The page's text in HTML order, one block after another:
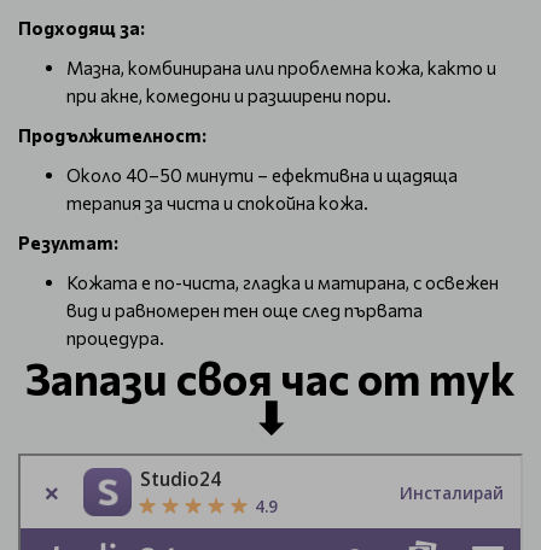
Подходящ за:
Мазна, комбинирана или проблемна кожа, както и
при акне, комедони и разширени пори.
Продължителност:
Около 40–50 минути – ефективна и щадяща
терапия за чиста и спокойна кожа.
Резултат:
Кожата е по-чиста, гладка и матирана, с освежен
вид и равномерен тен още след първата
процедура.
Запази своя час от тук
⬇